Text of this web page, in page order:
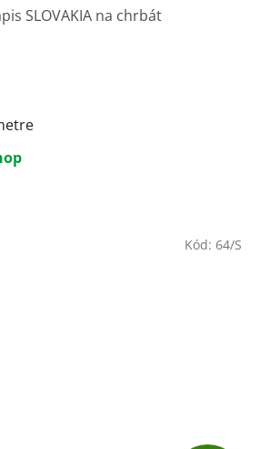
SLOVAKIA na chrbát
Kód: 64/S